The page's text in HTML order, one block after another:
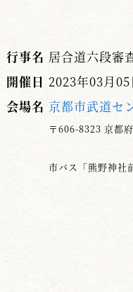
とされました。審
じられる方や、抜き
の動きに鋭さを欠い
る状況を想定して、
一本目「前」
なく切っていない
行事名 居合道六段審
開催日 2023年03月05
会場名 京都市武道セ
〒606-8323 京都
市バス「熊野神社